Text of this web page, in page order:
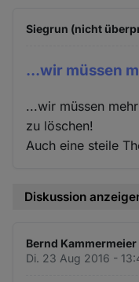
Siegrun (nicht
...wir müssen
...wir müssen
zu löschen!
Auch eine steile
Diskussion
Bernd
Di. 23 Aug 2016 -